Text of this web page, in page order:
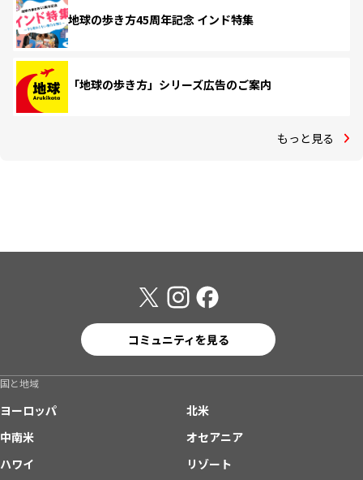
地球の歩き方45周年記念 インド特集
「地球の歩き方」シリーズ広告のご案内
もっと見る
コミュニティを見る
国と地域
ヨーロッパ
北米
中南米
オセアニア
ハワイ
リゾート